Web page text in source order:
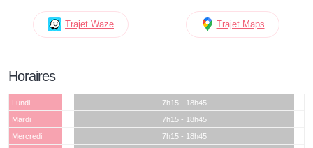
Trajet Waze Trajet Maps
Horaires
Lundi
7h15 - 18h45
Mardi
7h15 - 18h45
Mercredi
7h15 - 18h45